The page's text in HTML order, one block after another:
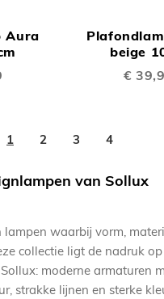
Aura
beige
€
Pagina
U
momenteel
1 Pagina
2 Pagina
3 Pagina
4
van Sollux
lampen waarbij vorm,
collectie ligt de nadruk
moderne armaturen
strakke lijnen en sterke